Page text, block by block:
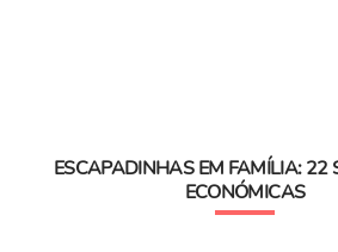
ESCAPADINHAS EM FAMÍLIA: 22
ECONÓMICAS